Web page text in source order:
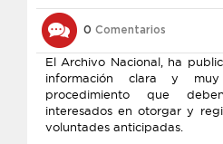
0 Comentarios
El Archivo Nacional, ha
información clara y
procedimiento que
interesados en otorgar y
voluntades anticipadas.